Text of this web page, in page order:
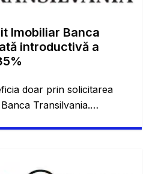
Imobiliar Banca
introductivă a
doar prin solicitarea
Transilvania.
în viitor. De aceea, atât